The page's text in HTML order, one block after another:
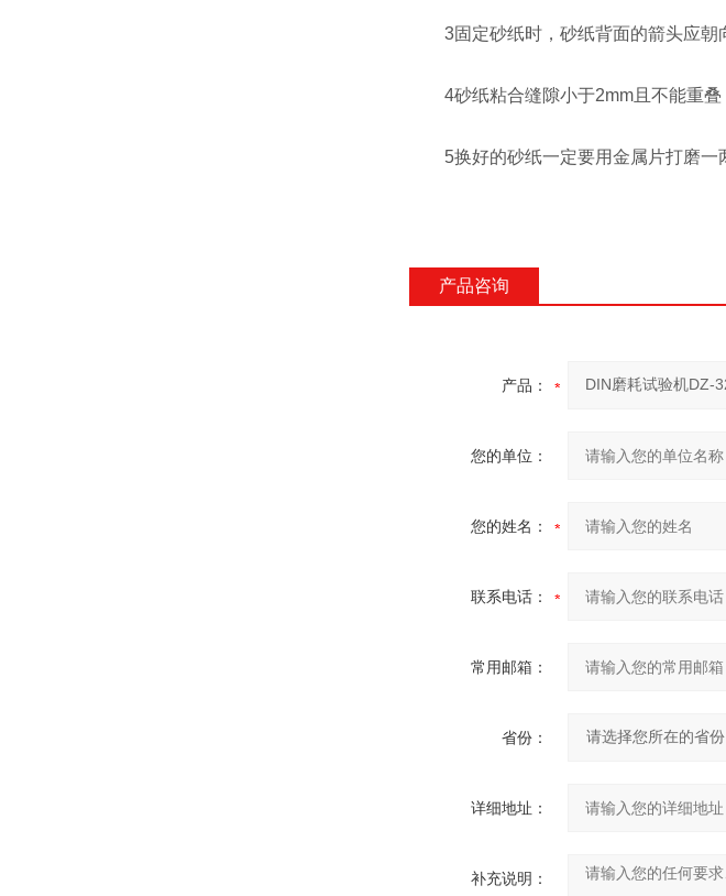
3固定砂纸时，砂纸背面的箭头应朝向
4砂纸粘合缝隙小于2mm且不能重叠
5换好的砂纸一定要用金属片打磨一
产品咨询
产品：
您的单位：
您的姓名：
联系电话：
常用邮箱：
省份：
详细地址：
补充说明：